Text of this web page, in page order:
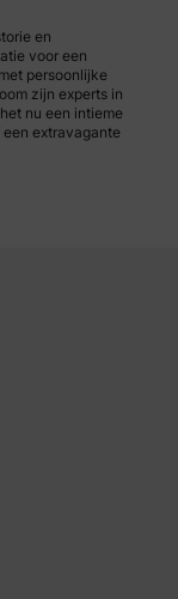
en
voor een
persoonlijke
zijn experts in
nu een intieme
extravagante